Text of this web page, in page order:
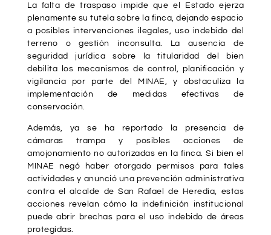
La falta de traspaso impide que el Estado ejerza
plenamente su tutela sobre la finca, dejando espacio
a posibles intervenciones ilegales, uso indebido del
terreno o gestión inconsulta. La ausencia de
seguridad jurídica sobre la titularidad del bien
debilita los mecanismos de control, planificación y
vigilancia por parte del MINAE, y obstaculiza la
implementación de medidas efectivas de
conservación.
Además, ya se ha reportado la presencia de
cámaras trampa y posibles acciones de
amojonamiento no autorizadas en la finca. Si bien el
MINAE negó haber otorgado permisos para tales
actividades y anunció una prevención administrativa
contra el alcalde de San Rafael de Heredia, estas
acciones revelan cómo la indefinición institucional
puede abrir brechas para el uso indebido de áreas
protegidas.